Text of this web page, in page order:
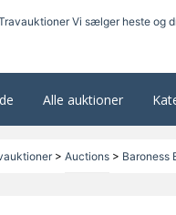
Alle auktioner
> Auctions> Baroness